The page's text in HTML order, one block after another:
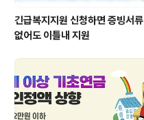
긴급복지지원 신청하면 증빙서류
없어도 이틀내 지원